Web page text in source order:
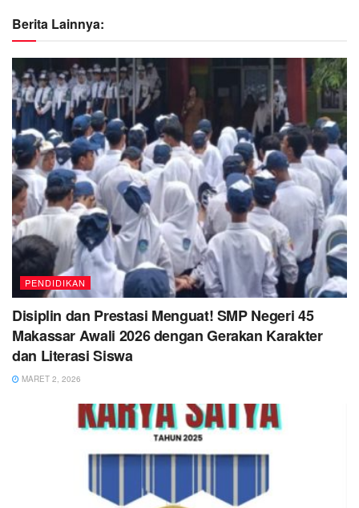
Berita Lainnya:
PENDIDIKAN
Disiplin dan Prestasi Menguat! SMP Negeri 45
Makassar Awali 2026 dengan Gerakan Karakter
dan Literasi Siswa
MARET 2, 2026